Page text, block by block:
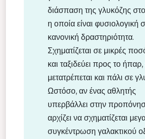
διάσπαση της γλυκόζης
η οποία είναι φυσιολογική
κανονική δραστηριότητα.
Σχηματίζεται σε μικρές
και ταξιδεύει προς το
μετατρέπεται και πάλι σε
Ωστόσο, αν ένας αθλητής
υπερβάλλει στην
αρχίζει να σχηματίζεται
συγκέντρωση γαλακτικού